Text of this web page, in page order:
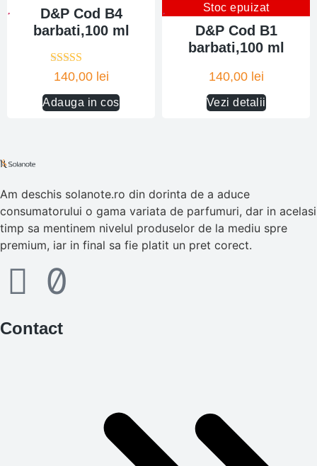
D&P Cod B4
barbati,100 ml
140,00 lei
Adauga in cos
Evaluat la
5.00
Stoc epuizat
D&P Cod B1
barbati,100 ml
140,00 lei
Vezi detalii
Am deschis solanote.ro din dorinta de a aduce
consumatorului o gama variata de parfumuri, dar in acelasi
timp sa mentinem nivelul produselor de la mediu spre
premium, iar in final sa fie platit un pret corect.
Contact